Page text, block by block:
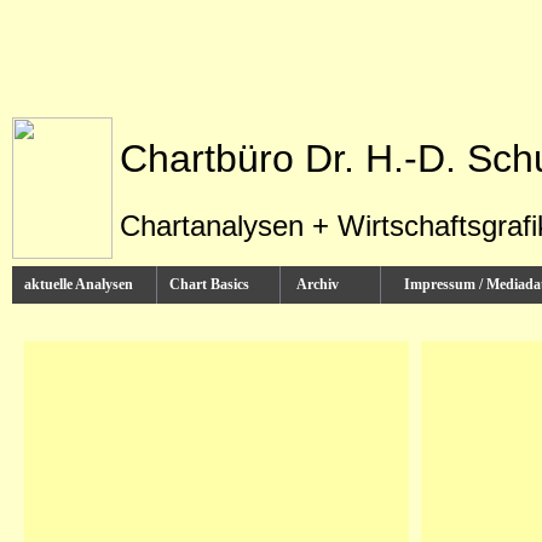
Chartbüro Dr. H.-D.
Chartanalysen +
aktuelle Analysen Chart Basics Archiv Impressum /